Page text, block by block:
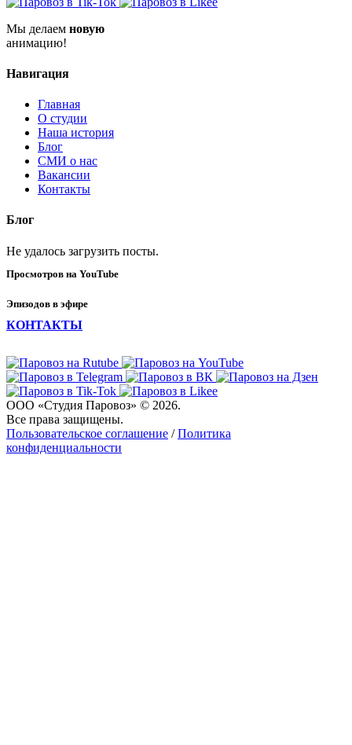
Мы делаем новую
анимацию!
Навигация
Главная
О студии
Наша история
Блог
СМИ о нас
Вакансии
Контакты
Блог
Не удалось загрузить посты.
Просмотров на YouTube
Эпизодов в эфире
КОНТАКТЫ
ООО «Студия Паровоз» © 2026.
Все права защищены.
Пользовательское соглашение /Политика
конфиденциальности